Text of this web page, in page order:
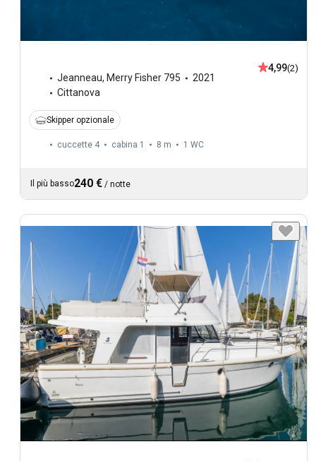
Jeanneau, Merry Fisher 795
2021
Cittanova
4,99(2)
Skipper opzionale
cuccette 4 cabina 1 8 m 1 WC
Il più basso240 € / notte